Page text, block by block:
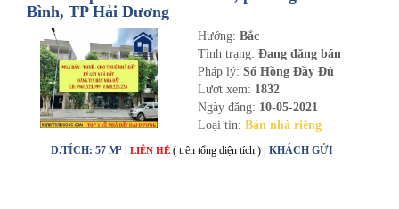
Bình, TP Hải Dương
Hướng: Bắc
Tình trạng: Đang đăng bán
Pháp lý: Sổ Hồng Đầy Đủ
Lượt xem: 1832
Ngày đăng: 10-05-2021
Loại tin: Bán nhà riêng
D.TÍCH: 57 M² | LIÊN HỆ ( trên tổng diện tích ) | KHÁCH GỬI